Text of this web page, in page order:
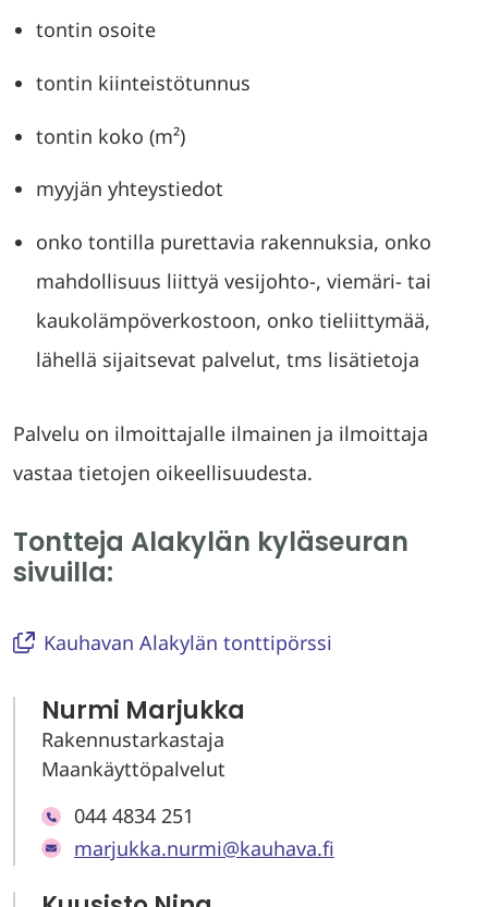
tontin osoite
tontin kiinteistötunnus
tontin koko (m²)
myyjän yhteystiedot
onko tontilla purettavia rakennuksia, onko
mahdollisuus liittyä vesijohto-, viemäri- tai
kaukolämpöverkostoon, onko tieliittymää,
lähellä sijaitsevat palvelut, tms lisätietoja
Palvelu on ilmoittajalle ilmainen ja ilmoittaja
vastaa tietojen oikeellisuudesta.
Tontteja Alakylän kyläseuran
sivuilla:
Kauhavan Alakylän tonttipörssi
Nurmi Marjukka
Rakennustarkastaja
Maankäyttöpalvelut
044 4834 251
marjukka.nurmi@kauhava.fi